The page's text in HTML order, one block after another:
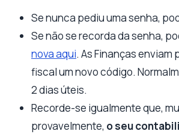
Se nunca pediu uma senha,
Se não se recorda da senha,
nova aqui. As Finanças enviam
fiscal um novo código.
2 dias úteis.
Recorde-se igualmente que,
provavelmente, o seu